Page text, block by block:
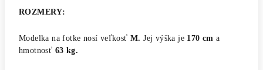
ROZMERY:
Modelka na fotke nosí veľkosť M.Jej výška je 170 cm a
hmotnosť 63 kg.